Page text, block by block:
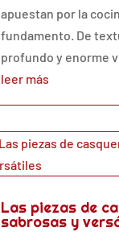
apuestan por la
fundamento. De
profundo y enorme
leer más
Las piezas de
sabrosas y